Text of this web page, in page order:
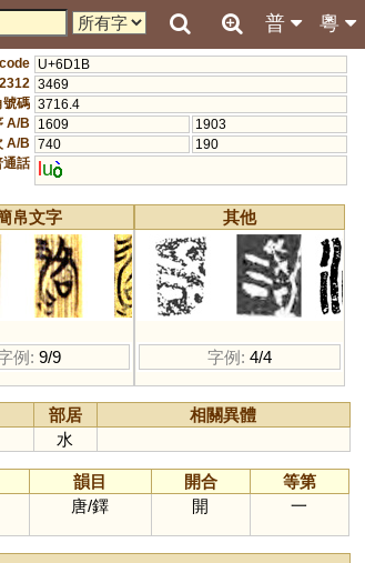
粵
普
U+6D1B
3469
號碼 3716.4
A/B
1609
1903
A/B 740
190
通話 lu
帛文字
例: 9/9
其他
字例: 4/4
部居
相關異體
水
韻目 開合
等第
唐/鐸 開 一